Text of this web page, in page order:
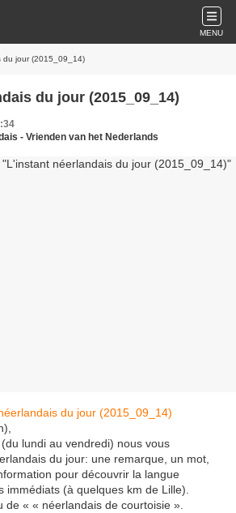
MENU
du jour (2015_09_14)
du jour (2015_09_14)
- Vrienden van het Nederlands
lundi au vendredi) nous vous
du jour: une remarque, un mot,
pour découvrir la langue
immédiats (à quelques km de Lille).
de « « néerlandais de courtoisie ».